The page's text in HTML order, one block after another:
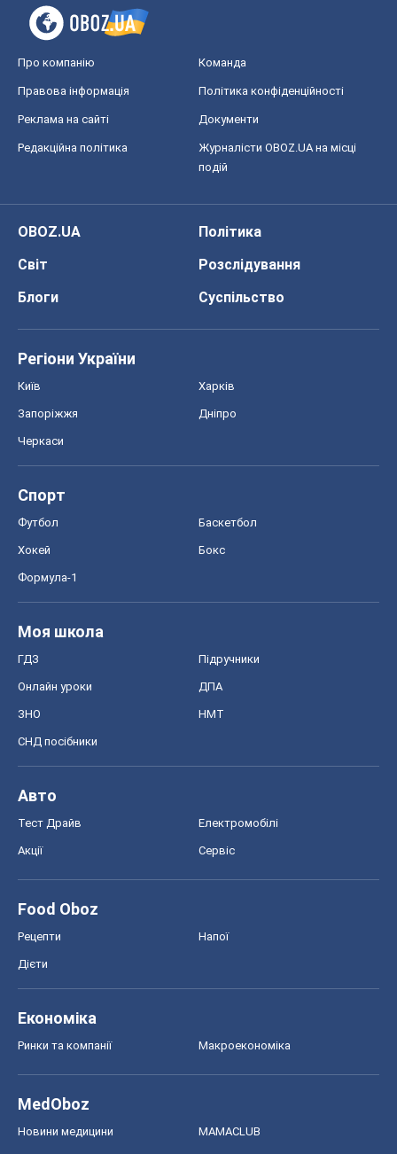
Про компанію Команда
Правова інформація Політика конфіденційності
Реклама на сайті Документи
Редакційна політика
Журналісти OBOZ.UA на місці
подій
OBOZ.UA
Політика
Світ
Розслідування
Блоги
Суспільство
Регіони України
Київ Харків
Запоріжжя Дніпро
Черкаси
Спорт
Футбол Баскетбол
Хокей Бокс
Формула-1
Моя школа
ГДЗ Підручники
Онлайн уроки ДПА
ЗНО НМТ
СНД посібники
Авто
Тест Драйв Електромобілі
Акції Сервіс
Food Oboz
Рецепти Напої
Дієти
Економіка
Ринки та компанії Макроекономіка
MedOboz
Новини медицини MAMACLUB